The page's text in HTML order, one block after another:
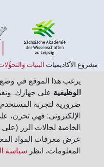
مشروع الأكاديميات ‏ البنيات
الممول من قبل الحكومة الاتحادية
الاتحادية، وهو يهدف إلى الحفاظ
يُنسَّق البرنامج من قِبلاتحاد
يرغب هذا الموقع في وضع
الوظيفية على جهازك.
ضرورية لتجربة
الإلكتروني: فهي تخزن،
الخاصة لحالات الزر (على
عرض معرفات المواد
المعلومات، انظر سياسة